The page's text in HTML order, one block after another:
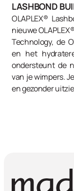
LASHBOND
OLAPLEX®
nieuwe
Technology, de
en het
ondersteunt de
van je wimpers.
en gezonder